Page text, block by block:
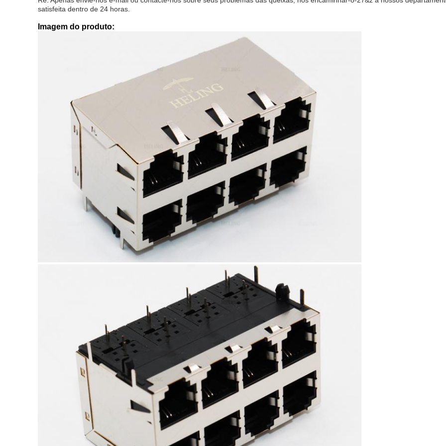
satisfeita dentro de 24 horas.
Imagem do produto: